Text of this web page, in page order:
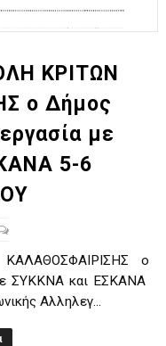
ανδρών ΕΣΚΑΝΑ
στον
η Φιλία Περάματος
Ρέντη, Πέρα , Ερμής
ΚΡΙΤΩΝ
o Δήμος
με
5-6
o
ΣΥΚΚΝΑ και ΕΣΚΑΝΑ
Αλληλεγ...